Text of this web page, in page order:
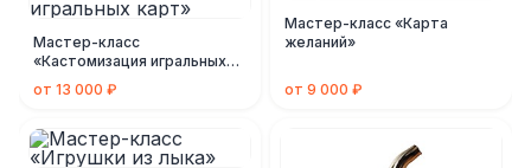
Мастер-класс
«Кастомизация игральных
карт»
от 13 000 ₽
Мастер-класс «Карта
желаний»
от 9 000 ₽